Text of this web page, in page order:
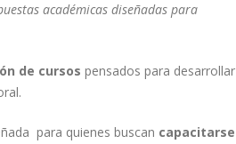
académicas diseñadas para
de cursos pensados para desarrollar
para quienes buscan capacitarse